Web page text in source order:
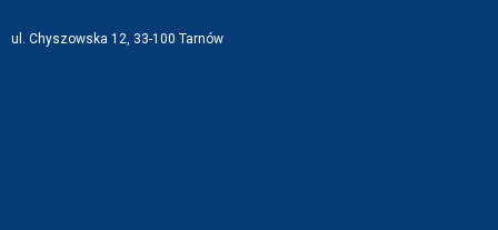
ul. Chyszowska 12, 33-100 Tarnów